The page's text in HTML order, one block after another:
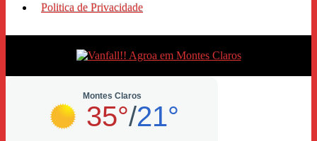
Politica de Privacidade